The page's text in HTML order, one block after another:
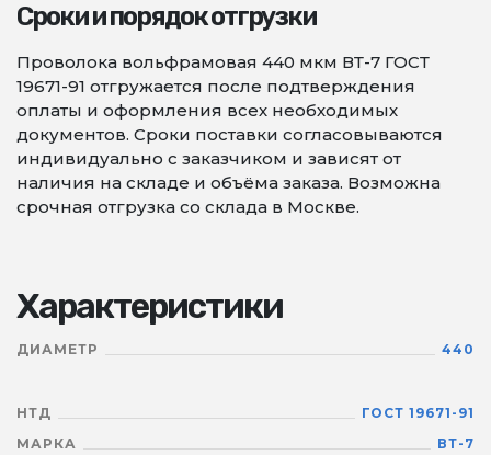
Сроки и порядок отгрузки
Проволока вольфрамовая 440 мкм ВТ-7 ГОСТ
19671-91 отгружается после подтверждения
оплаты и оформления всех необходимых
документов. Сроки поставки согласовываются
индивидуально с заказчиком и зависят от
наличия на складе и объёма заказа. Возможна
срочная отгрузка со склада в Москве.
Характеристики
ДИАМЕТР 440
НТД
ГОСТ 19671-91
МАРКА
ВТ-7